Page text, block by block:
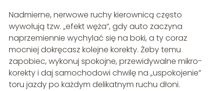
Nadmierne, nerwowe ruchy kierownicą często
wywołują tzw. „efekt węża”, gdy auto zaczyna
naprzemiennie wychylać się na boki, a ty coraz
mocniej dokręcasz kolejne korekty. Żeby temu
zapobiec, wykonuj spokojne, przewidywalne mikro-
korekty i daj samochodowi chwilę na „uspokojenie”
toru jazdy po każdym delikatnym ruchu dłoni.